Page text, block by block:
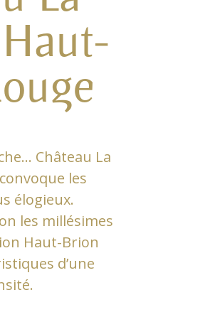
Château La
les
élogieux.
les millésimes
Haut-Brion
d’une